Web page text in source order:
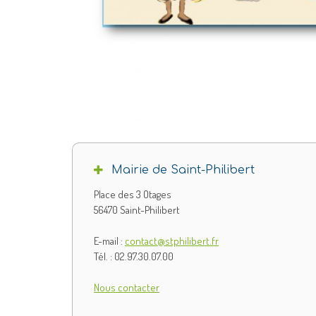
Mairie de Saint-Philibert
Place des 3 Otages
56470 Saint-Philibert
E-mail : contact@stphilibert.fr
Tél. : 02.97.30.07.00
Nous contacter